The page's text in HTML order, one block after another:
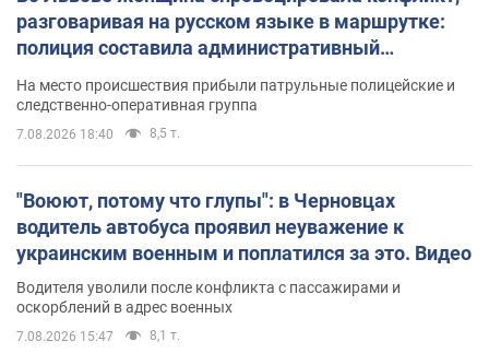
разговаривая на русском языке в маршрутке:
полиция составила административный
протокол. Видео
На место происшествия прибыли патрульные полицейские и
следственно-оперативная группа
7.08.2026 18:40 8,5 т.
"Воюют, потому что глупы": в Черновцах
водитель автобуса проявил неуважение к
украинским военным и поплатился за это. Видео
Водителя уволили после конфликта с пассажирами и
оскорблений в адрес военных
7.08.2026 15:47 8,1 т.